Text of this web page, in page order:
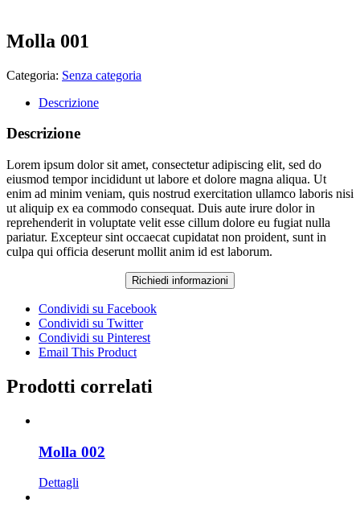
Molla 001
Categoria: Senza categoria
Descrizione
Descrizione
Lorem ipsum dolor sit amet, consectetur adipiscing elit, sed do
eiusmod tempor incididunt ut labore et dolore magna aliqua. Ut
enim ad minim veniam, quis nostrud exercitation ullamco laboris nisi
ut aliquip ex ea commodo consequat. Duis aute irure dolor in
reprehenderit in voluptate velit esse cillum dolore eu fugiat nulla
pariatur. Excepteur sint occaecat cupidatat non proident, sunt in
culpa qui officia deserunt mollit anim id est laborum.
Condividi su Facebook
Condividi su Twitter
Condividi su Pinterest
Email This Product
Prodotti correlati
Molla 002
Dettagli